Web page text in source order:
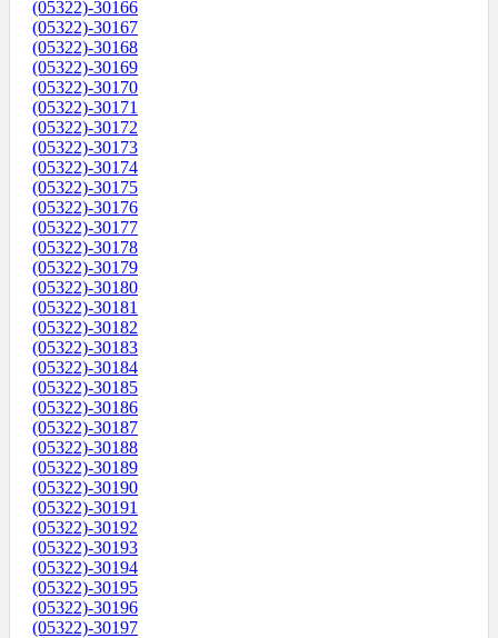
(05322)-30166
(05322)-30167
(05322)-30168
(05322)-30169
(05322)-30170
(05322)-30171
(05322)-30172
(05322)-30173
(05322)-30174
(05322)-30175
(05322)-30176
(05322)-30177
(05322)-30178
(05322)-30179
(05322)-30180
(05322)-30181
(05322)-30182
(05322)-30183
(05322)-30184
(05322)-30185
(05322)-30186
(05322)-30187
(05322)-30188
(05322)-30189
(05322)-30190
(05322)-30191
(05322)-30192
(05322)-30193
(05322)-30194
(05322)-30195
(05322)-30196
(05322)-30197